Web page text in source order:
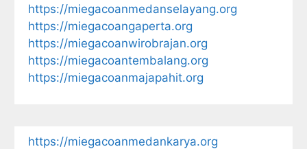
https://miegacoanmedanselayang.org
https://miegacoangaperta.org
https://miegacoanwirobrajan.org
https://miegacoantembalang.org
https://miegacoanmajapahit.org
https://miegacoanmedankarya.org